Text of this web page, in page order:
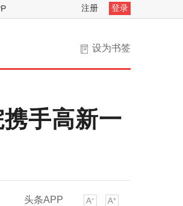
注册 登录
设为书签
手高新一
头条APP